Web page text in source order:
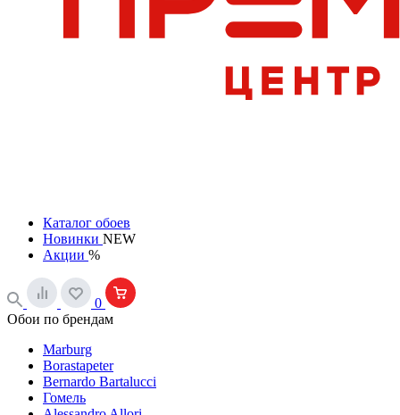
Каталог обоев
Новинки NEW
Акции %
0
Обои по брендам
Marburg
Borastapeter
Bernardo Bartalucci
Гомель